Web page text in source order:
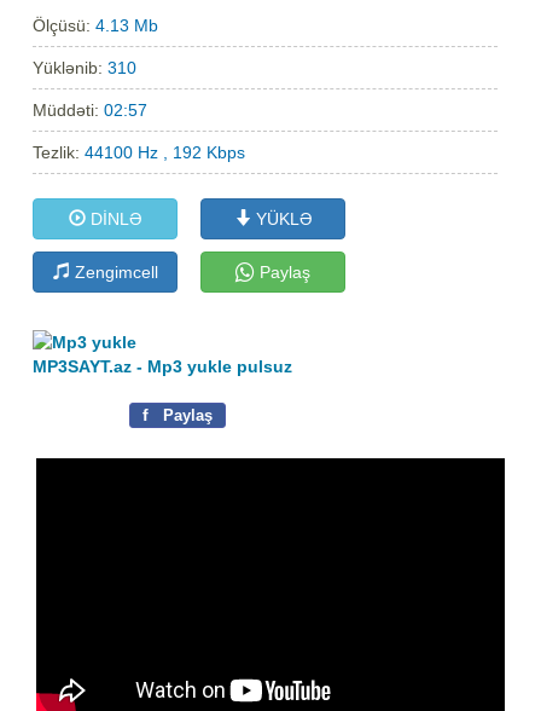
Ölçüsü:4.13 Mb
Yüklənib:310
Müddəti:02:57
Tezlik:44100 Hz , 192 Kbps
DİNLƏ YÜKLƏ
Zengimcell Paylaş
MP3SAYT.az - Mp3 yukle pulsuz
f Paylaş